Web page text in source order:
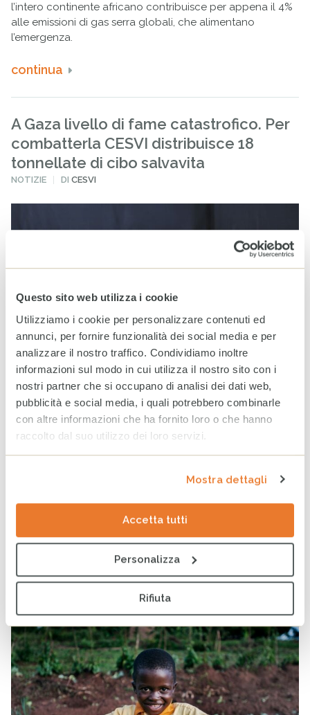
Questo sito web utilizza i cookie
Utilizziamo i cookie per personalizzare contenuti ed
annunci, per fornire funzionalità dei social media e per
analizzare il nostro traffico. Condividiamo inoltre
informazioni sul modo in cui utilizza il nostro sito con i
nostri partner che si occupano di analisi dei dati web,
pubblicità e social media, i quali potrebbero combinarle
con altre informazioni che ha fornito loro o che hanno
raccolto dal suo utilizzo dei loro servizi.
Mostra dettagli
Accetta tutti
Personalizza
Rifiuta
l’intero continente africano contribuisce per appena il 4%
alle emissioni di gas serra globali, che alimentano
l’emergenza.
continua
A Gaza livello di fame catastrofico. Per
combatterla CESVI distribuisce 18
tonnellate di cibo salvavita
PUBBLICATO
NOTIZIE DICESVI
28 MARZO 2024
La situazione nella Striscia di Gaza è catastrofica e
muoiono di fame. Noi di CESVI abbiamo appena
distribuito 18 tonnellate di Plumpy’Nut a Gaza per salvare i
continua
Fame e cambiamenti climatici
colpiscono l’Uganda